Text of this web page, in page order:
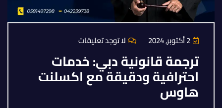
لا توجد تعليقات
ترجمة قانونية دبي: خدمات
احترافية ودقيقة مع اكسلنت
هاوس